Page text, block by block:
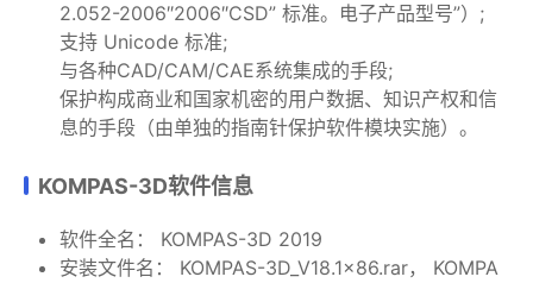
2.052-2006″2006″CSD” 标准。电子产品型号”）;
支持 Unicode 标准;
与各种CAD/CAM/CAE系统集成的手段;
保护构成商业和国家机密的用户数据、知识产权和信
息的手段（由单独的指南针保护软件模块实施）。
KOMPAS-3D软件信息
软件全名： KOMPAS-3D 2019
安装文件名： KOMPAS-3D_V18.1×86.rar， KOMPA